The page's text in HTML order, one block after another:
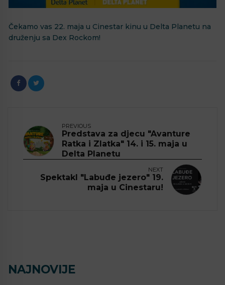
Čekamo vas 22. maja u Cinestar kinu u Delta Planetu na
druženju sa Dex Rockom!
PREVIOUS
Predstava za djecu "Avanture
Ratka i Zlatka" 14. i 15. maja u
Delta Planetu
NEXT
Spektakl "Labuđe jezero" 19.
maja u Cinestaru!
NAJNOVIJE